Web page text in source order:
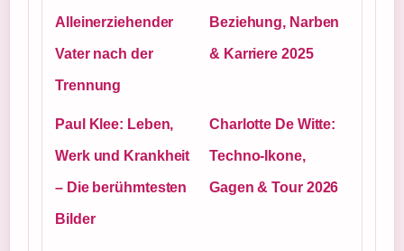
Alleinerziehender
Vater nach der
Trennung
Beziehung, Narben
& Karriere 2025
Paul Klee: Leben,
Werk und Krankheit
– Die berühmtesten
Bilder
Charlotte De Witte:
Techno-Ikone,
Gagen & Tour 2026